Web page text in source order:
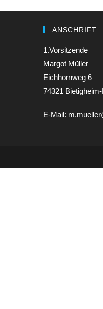
ANSCHRIFT:
1.Vorsitzende
Margot Müller
Eichhornweg 6
74321
E-Mail: